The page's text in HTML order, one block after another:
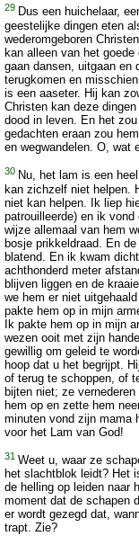
29 Dus een huichelaar,
geestelijke dingen eten
wederomgeboren
kan alleen van het
gaan dansen, uitgaan en
terugkomen en
is een aaseter. Hij kan
Christen kan deze
dood in leven. En het
gedachten eraan zou
en wegwandelen. O, wat
30 Nu, het lam is een
kan zichzelf niet helpen.
niet kan helpen. Ik liep
patrouilleerde) en ik
wijze allemaal van hem
bosje prikkeldraad. En
blatend. En ik kwam
achthonderd meter
blijven liggen en de
we hem er niet
pakte hem op in mijn
Ik pakte hem op in mijn
wezen ooit met zijn
gewillig om geleid te
hoop dat u het begrijpt.
of terug te schoppen, of
bijten niet; ze
hem op en zette hem
minuten vond zijn mama
voor het Lam van God!
31 Weet u, waar ze
het slachtblok leidt? Het
de helling op leiden naar
moment dat de schapen
er wordt gezegd dat,
trapt. Zie?